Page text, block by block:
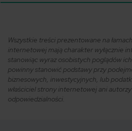
Wszystkie treści prezentowane na
internetowej mają charakter wyłącznie
stanowiąc wyraz osobistych poglądów
powinny stanowić podstawy przy
biznesowych, inwestycyjnych, lub
właściciel strony internetowej ani
odpowiedzialności.